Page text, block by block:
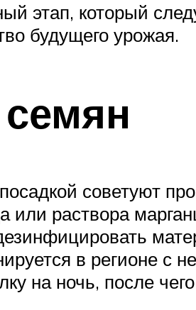
этап, который
будущего урожая.
советуют
раствора
в регионе с
на ночь, после